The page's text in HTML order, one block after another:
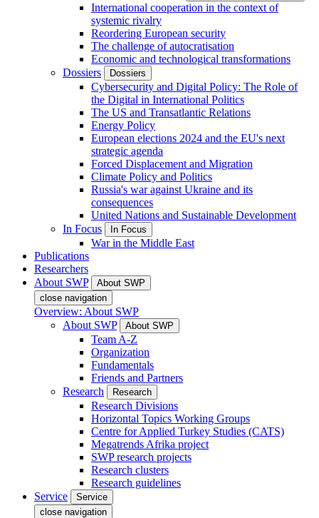
International cooperation in the context of
systemic rivalry
Reordering European security
The challenge of autocratisation
Economic and technological transformations
Dossiers
Dossiers
Cybersecurity and Digital Policy: The Role of
the Digital in International Politics
The US and Transatlantic Relations
Energy Policy
European elections 2024 and the EU's next
strategic agenda
Forced Displacement and Migration
Climate Policy and Politics
Russia's war against Ukraine and its
consequences
United Nations and Sustainable Development
In Focus
In Focus
War in the Middle East
Publications
Researchers
About SWP
About SWP
close navigation
Overview: About SWP
About SWP
About SWP
Team A-Z
Organization
Fundamentals
Friends and Partners
Research
Research
Research Divisions
Horizontal Topics Working Groups
Centre for Applied Turkey Studies (CATS)
Megatrends Afrika project
SWP research projects
Research clusters
Research guidelines
Service
Service
close navigation